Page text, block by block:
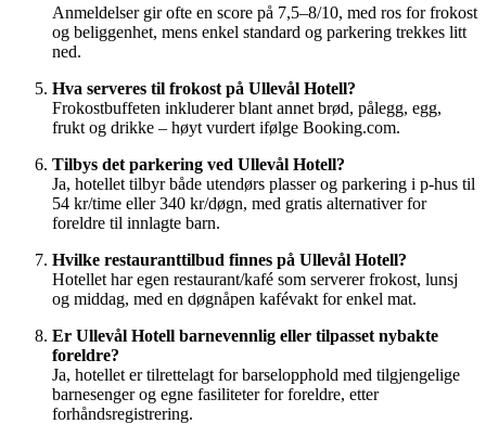
Anmeldelser gir ofte en score på 7,5–8/10, med ros for frokost
og beliggenhet, mens enkel standard og parkering trekkes litt
ned.
Hva serveres til frokost på Ullevål Hotell?
Frokostbuffeten inkluderer blant annet brød, pålegg, egg,
frukt og drikke – høyt vurdert ifølge Booking.com.
Tilbys det parkering ved Ullevål Hotell?
Ja, hotellet tilbyr både utendørs plasser og parkering i p-hus til
54 kr/time eller 340 kr/døgn, med gratis alternativer for
foreldre til innlagte barn.
Hvilke restauranttilbud finnes på Ullevål Hotell?
Hotellet har egen restaurant/kafé som serverer frokost, lunsj
og middag, med en døgnåpen kafévakt for enkel mat.
Er Ullevål Hotell barnevennlig eller tilpasset nybakte
foreldre?
Ja, hotellet er tilrettelagt for barselopphold med tilgjengelige
barnesenger og egne fasiliteter for foreldre, etter
forhåndsregistrering.